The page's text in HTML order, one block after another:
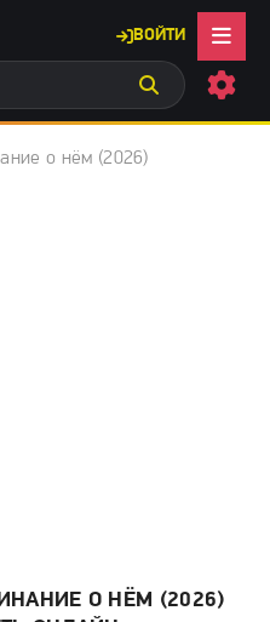
ВОЙТИ
о нём (2026)
О НЁМ (2026)